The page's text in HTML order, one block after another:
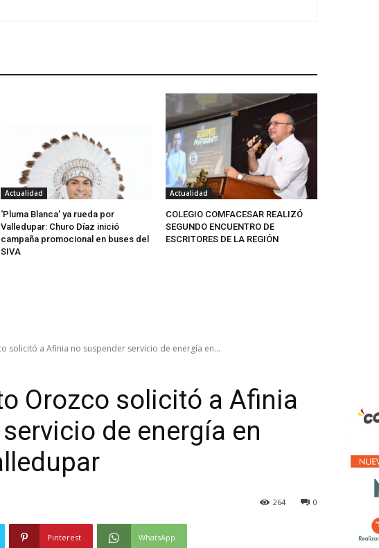
Actualidad
‘Pluma Blanca’ ya rueda por
Valledupar: Churo Díaz inició
campaña promocional en buses del
SIVA
Actualidad
COLEGIO COMFACESAR REALIZÓ
SEGUNDO ENCUENTRO DE
ESCRITORES DE LA REGIÓN